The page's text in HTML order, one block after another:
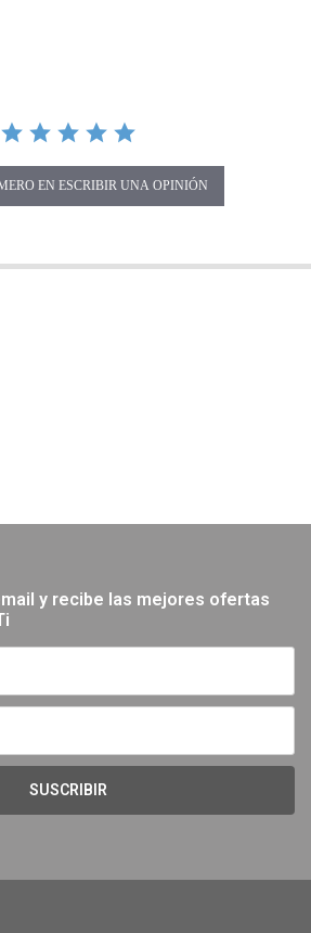
EN ESCRIBIR UNA OPINIÓN
y recibe las mejores ofertas
SUSCRIBIR